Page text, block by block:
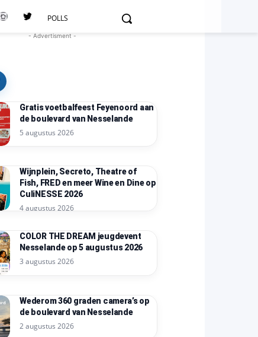
POLLS
- Advertisment -
Gratis voetbalfeest Feyenoord aan
de boulevard van Nesselande
5 augustus 2026
Wijnplein, Secreto, Theatre of
Fish, FRED en meer Wine en Dine op
CuliNESSE 2026
4 augustus 2026
COLOR THE DREAM jeugdevent
Nesselande op 5 augustus 2026
3 augustus 2026
Wederom 360 graden camera’s op
de boulevard van Nesselande
2 augustus 2026